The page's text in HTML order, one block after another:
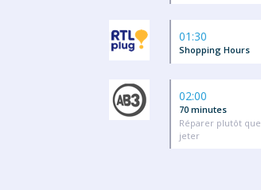
01:30
Shopping Hours
02:00
70 minutes
Réparer plutôt que
jeter